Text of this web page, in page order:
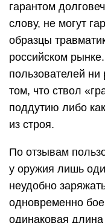
гарантом
слову, не могут
образцы
российском
пользователей
том, что ствол
поддутию либо
из строя.
По отзывам
у оружия лишь
неудобно
одновременно
одинаковая